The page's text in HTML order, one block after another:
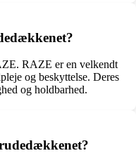
RAZE er en velkendt
og beskyttelse. Deres
og holdbarhed.